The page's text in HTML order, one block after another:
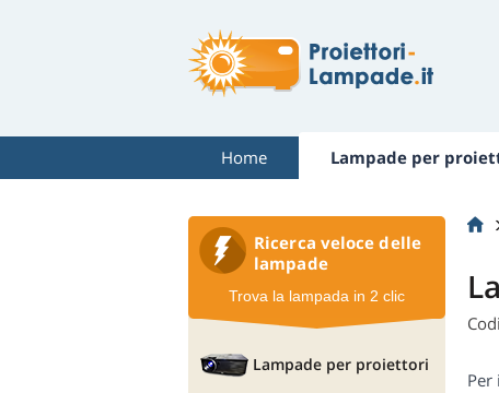
Home Lampade per
Per
Ricerca veloce delle
lampade
Trova la lampada in 2 clic
Lampade per proiettori